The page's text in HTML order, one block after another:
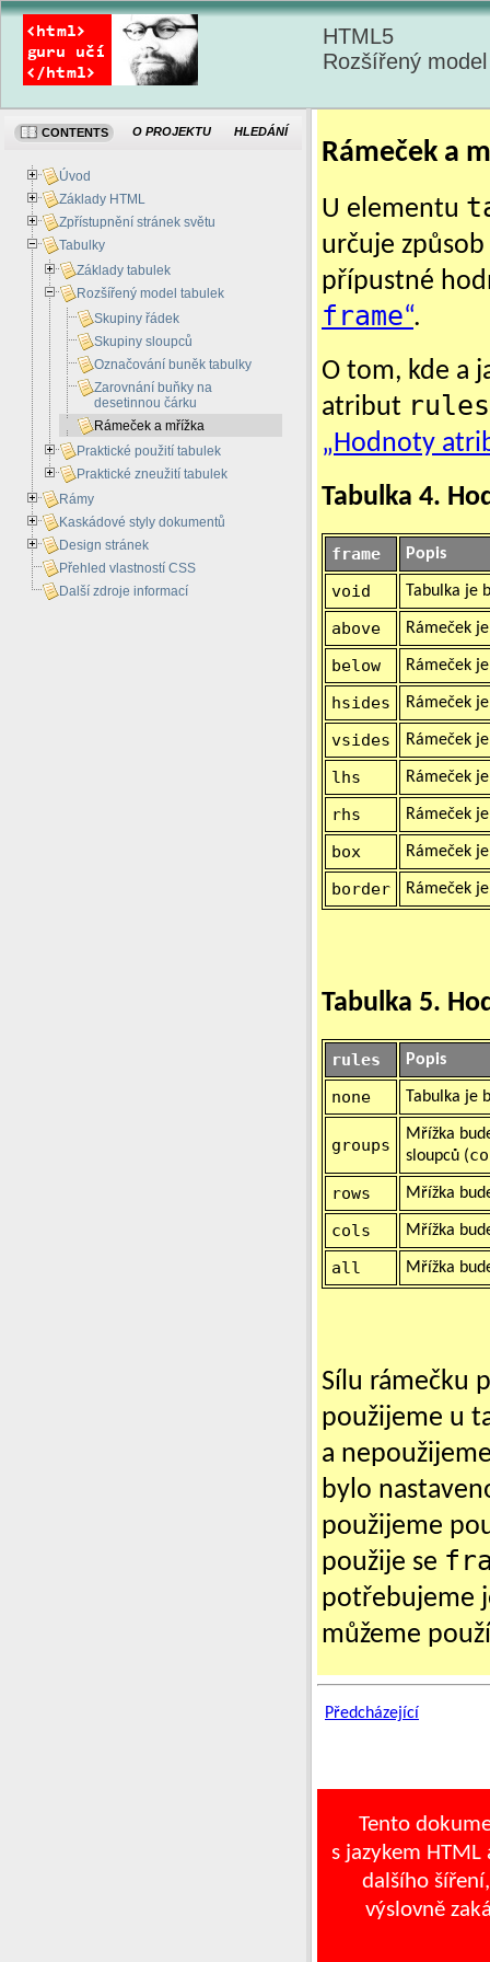
HTML5
Rozšířený
Rámeček a
U elementu
určuje
přípustné
frame“.
O tom, kde a
atribut rules
„Hodnoty
Tabulka 4.
frame Popis
void Tabulka je
above Rámeček
below Rámeček
hsides Rámeček
vsides Rámeček
lhs Rámeček
rhs Rámeček
box Rámeček
border Rámeček
Tabulka 5.
rules Popis
none Tabulka je
groups
Mřížka
sloupců (
rows
Mřížka
cols Mřížka
all Mřížka
Sílu rámečku
použijeme u
a
bylo
použijeme
použije se
potřebujeme
můžeme
Předcházející
Tento
s jazykem
dalšího
výslovně
CONTENTS O PROJEKTU HLEDÁNÍ
Úvod
Základy HTML
Zpřístupnění stránek světu
Tabulky
Základy tabulek
Rozšířený model tabulek
Skupiny řádek
Skupiny sloupců
Označování buněk tabulky
Zarovnání buňky na
desetinnou čárku
Rámeček a mřížka
Praktické použití tabulek
Praktické zneužití tabulek
Rámy
Kaskádové styly dokumentů
Design stránek
Přehled vlastností CSS
Další zdroje informací